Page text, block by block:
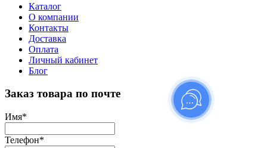
Каталог
О компании
Контакты
Доставка
Оплата
Личный кабинет
Блог
Заказ товара по почте
Имя*
Телефон*